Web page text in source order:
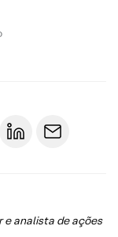
e analista de ações